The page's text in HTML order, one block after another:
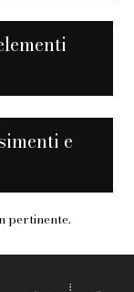
e
pertinente.